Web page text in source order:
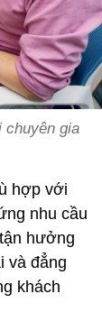
chuyên gia
hợp với
nhu cầu
hưởng
và đẳng
khách